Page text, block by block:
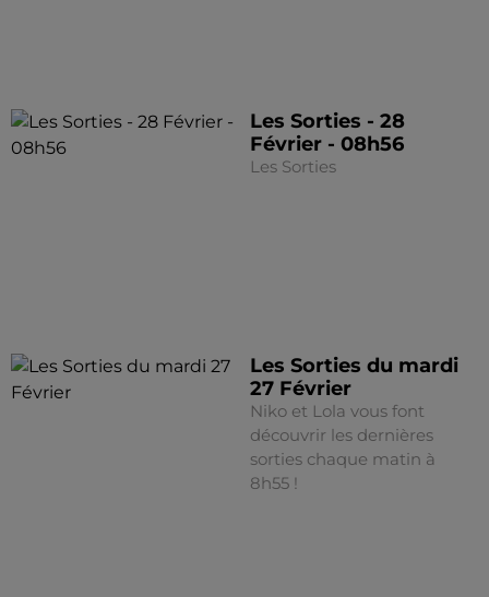
Les Sorties - 28
Février - 08h56
Les Sorties
Les Sorties du mardi
27 Février
Niko et Lola vous font
découvrir les dernières
sorties chaque matin à
8h55 !